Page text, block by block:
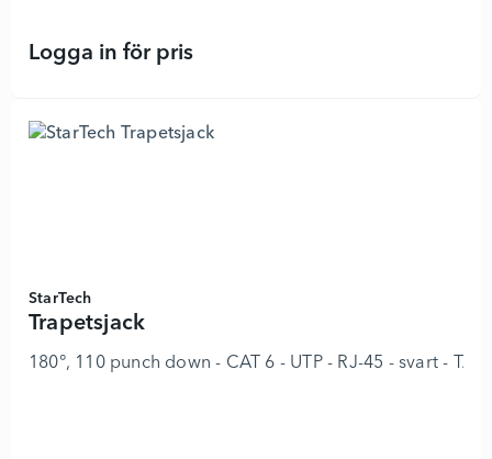
Logga in för prisTrapetsjack - 8978273 - Lägg i
StarTech
Trapetsjack
180°, 110 punch down - CAT 6 - UTP - RJ-45 - svart -